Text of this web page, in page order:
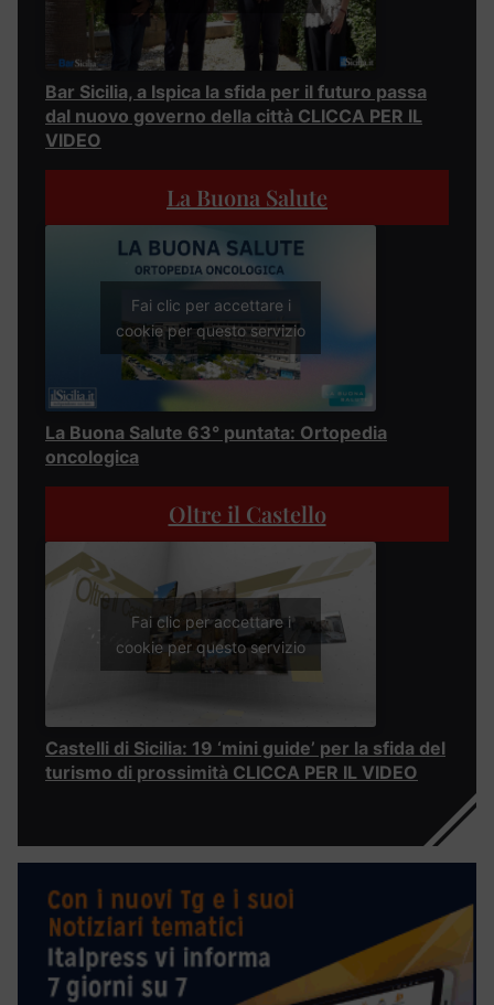
Bar Sicilia, a Ispica la sfida per il futuro passa
dal nuovo governo della città CLICCA PER IL
VIDEO
La Buona Salute
Fai clic per accettare i
cookie per questo servizio
La Buona Salute 63° puntata: Ortopedia
oncologica
Oltre il Castello
Fai clic per accettare i
cookie per questo servizio
Castelli di Sicilia: 19 ‘mini guide’ per la sfida del
turismo di prossimità CLICCA PER IL VIDEO